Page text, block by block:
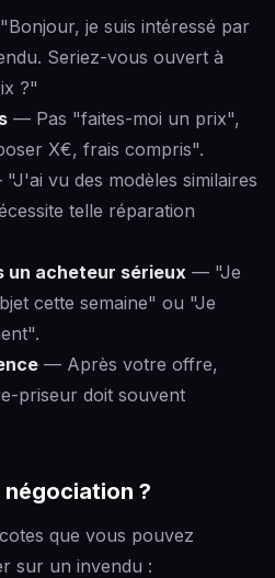
je suis intéressé par
Seriez-vous ouvert à
?"
— Pas "faites-moi un prix",
X€, frais compris".
vu des modèles similaires
telle réparation
un acheteur sérieux — "Je
cette semaine" ou "Je
— Après votre offre,
priseur doit souvent
négociation ?
que vous pouvez
sur un invendu :